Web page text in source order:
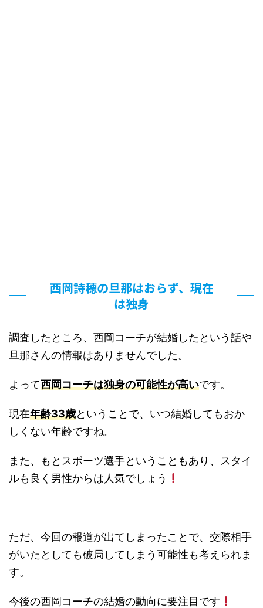
西岡詩穂の旦那はおらず、現在
は独身
調査したところ、西岡コーチが結婚したという話や
旦那さんの情報はありませんでした。
よって西岡コーチは独身の可能性が高いです。
現在年齢33歳ということで、いつ結婚してもおか
しくない年齢ですね。
また、もとスポーツ選手ということもあり、スタイ
ルも良く男性からは人気でしょう
ただ、今回の報道が出てしまったことで、交際相手
がいたとしても破局してしまう可能性も考えられま
す。
今後の西岡コーチの結婚の動向に要注目です